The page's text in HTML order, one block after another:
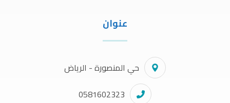
عنوان
حي المنصورة - الرياض
0581602323